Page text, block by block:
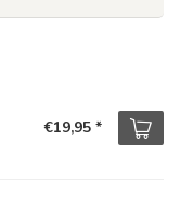
€19,95 *